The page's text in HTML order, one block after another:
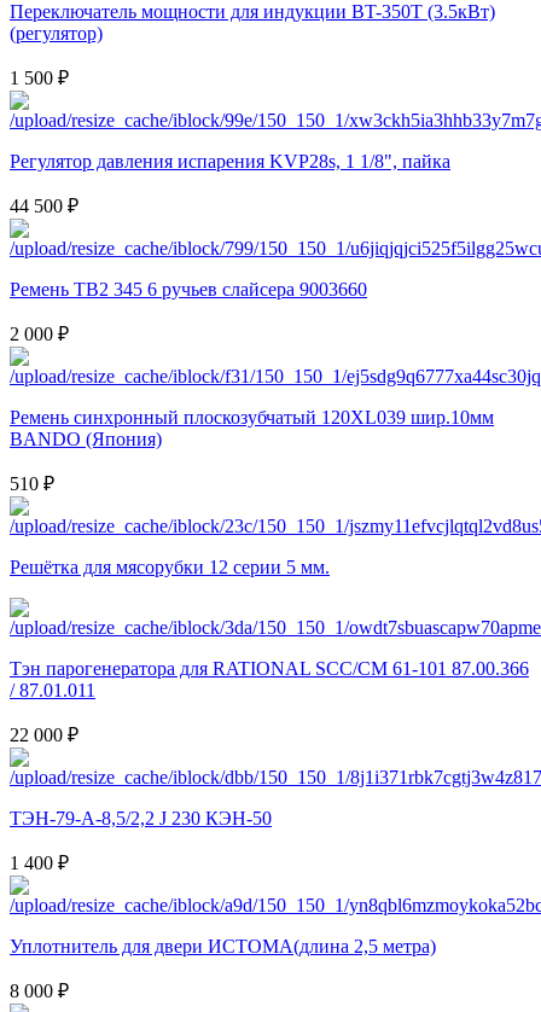
Переключатель мощности для индукции BT-350T (3.5кВт)
(регулятор)
1 500 ₽
Регулятор давления испарения KVP28s, 1 1/8", пайка
44 500 ₽
Ремень TB2 345 6 ручьев слайсера 9003660
2 000 ₽
Ремень синхронный плоскозубчатый 120XL039 шир.10мм
BANDO (Япония)
510 ₽
Решётка для мясорубки 12 серии 5 мм.
Тэн парогенератора для RATIONAL SCC/CM 61-101 87.00.366
/ 87.01.011
22 000 ₽
ТЭН-79-А-8,5/2,2 J 230 КЭН-50
1 400 ₽
Уплотнитель для двери ИСТОМА(длина 2,5 метра)
8 000 ₽